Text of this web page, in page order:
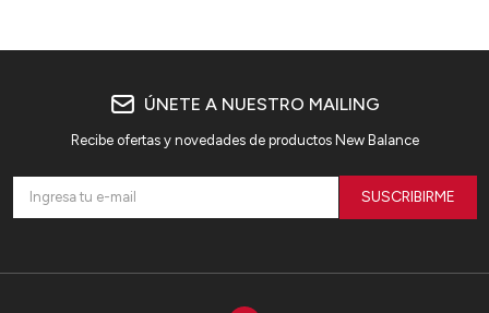
ÚNETE A NUESTRO MAILING
Recibe ofertas y novedades de productos New Balance
SUSCRIBIRME